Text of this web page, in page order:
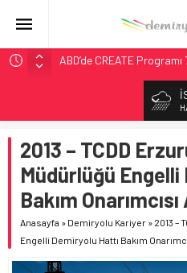
ABD’de CREATE
Ukrayna’da Yolcu Trenine
DB Modernizasyon
GB Railfreight İngiltere’de
Wabtec Brezilya’da 1
Kadar Tamamlayacak
2013 – TCDD
Müdürlüğü Engelli
Bakım Onarımcısı
Anasayfa » Demiryolu Kariyer » 2013 –
Engelli Demiryolu Hattı Bakım